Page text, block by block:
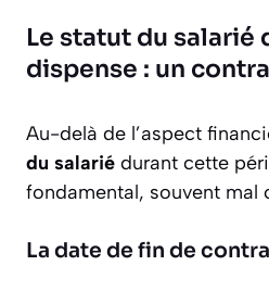
Le statut du salarié
dispense : un
Au-delà de l’aspect
du salarié durant cette
fondamental, souvent mal
La date de fin de